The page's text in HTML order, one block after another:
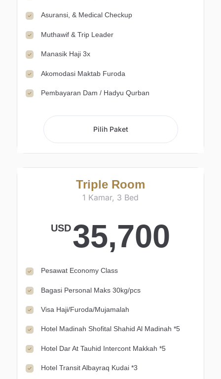
Asuransi, & Medical Checkup
Muthawif & Trip Leader
Manasik Haji 3x
Akomodasi Maktab Furoda
Pembayaran Dam / Hadyu Qurban
Pilih Paket
Triple Room
1 Kamar, 3 Bed
USD35,700
Pesawat Economy Class
Bagasi Personal Maks 30kg/pcs
Visa Haji/Furoda/Mujamalah
Hotel Madinah Shofital Shahid Al Madinah *5
Hotel Dar At Tauhid Intercont Makkah *5
Hotel Transit Albayraq Kudai *3